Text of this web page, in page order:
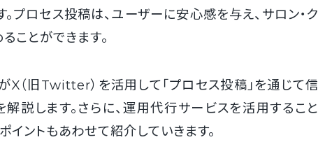
プロセス投稿は、ユーザーに安心感を与え、サロン・ク
ことができます。
X（旧Twitter）を活用して「プロセス投稿」を通じて信
説します。さらに、運用代行サービスを活用すること
ントもあわせて紹介していきます。